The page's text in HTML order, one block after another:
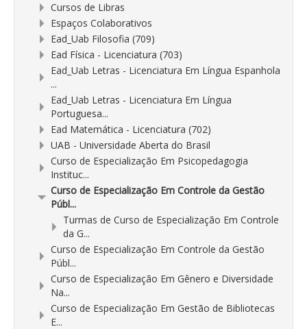
Cursos de Libras
Espaços Colaborativos
Ead_Uab Filosofia (709)
Ead Física - Licenciatura (703)
Ead_Uab Letras - Licenciatura Em Língua Espanhola
...
Ead_Uab Letras - Licenciatura Em Língua
Portuguesa...
Ead Matemática - Licenciatura (702)
UAB - Universidade Aberta do Brasil
Curso de Especialização Em Psicopedagogia
Instituc...
Curso de Especialização Em Controle da Gestão
Públ...
Turmas de Curso de Especialização Em Controle
da G...
Curso de Especialização Em Controle da Gestão
Públ...
Curso de Especialização Em Gênero e Diversidade
Na...
Curso de Especialização Em Gestão de Bibliotecas
E...